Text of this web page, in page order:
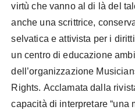
virtù che vanno al di là del
anche una scrittrice,
selvatica e attivista per i
un centro di educazione
dell’organizzazione
Rights. Acclamata dalla
capacità di interpretare “una